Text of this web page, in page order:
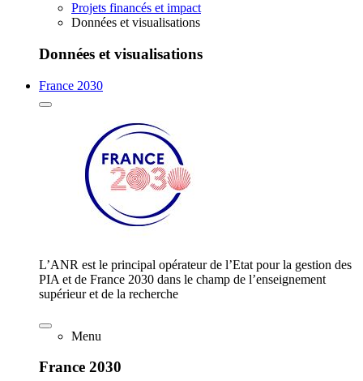
Projets financés et impact
Données et visualisations
Données et visualisations
France 2030
L’ANR est le principal opérateur de l’Etat pour la gestion des
PIA et de France 2030 dans le champ de l’enseignement
supérieur et de la recherche
Menu
France 2030